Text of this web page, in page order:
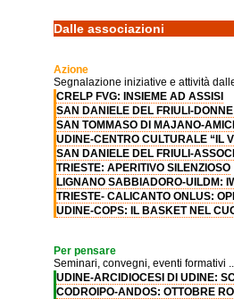
Dalle associazioni
Azione
Segnalazione iniziative e attività
CRELP FVG: INSIEME AD ASSISI
SAN DANIELE DEL FRIULI-
SAN TOMMASO DI MAJANO-
UDINE-CENTRO CULTURALE “IL
SAN DANIELE DEL FRIULI-
TRIESTE: APERITIVO SILENZIOSO
LIGNANO SABBIADORO-UILDM:
TRIESTE- CALICANTO ONLUS:
UDINE-COPS: IL BASKET NEL
Per pensare
Seminari, convegni, eventi formativi
UDINE-ARCIDIOCESI DI UDINE:
CODROIPO-ANDOS: OTTOBRE